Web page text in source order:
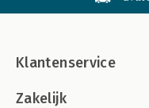
Klantenservice
Zakelijk